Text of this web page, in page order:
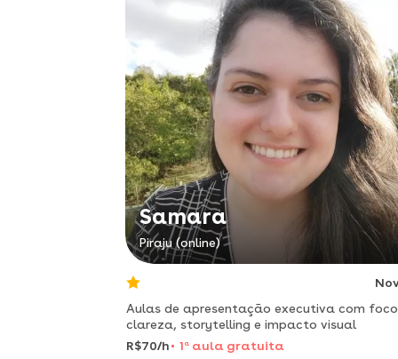
Samara
Piraju (online)
Aulas de apresentação executiva com
clareza, storytelling e impacto visual
R$70/h
1 a aula gratuita